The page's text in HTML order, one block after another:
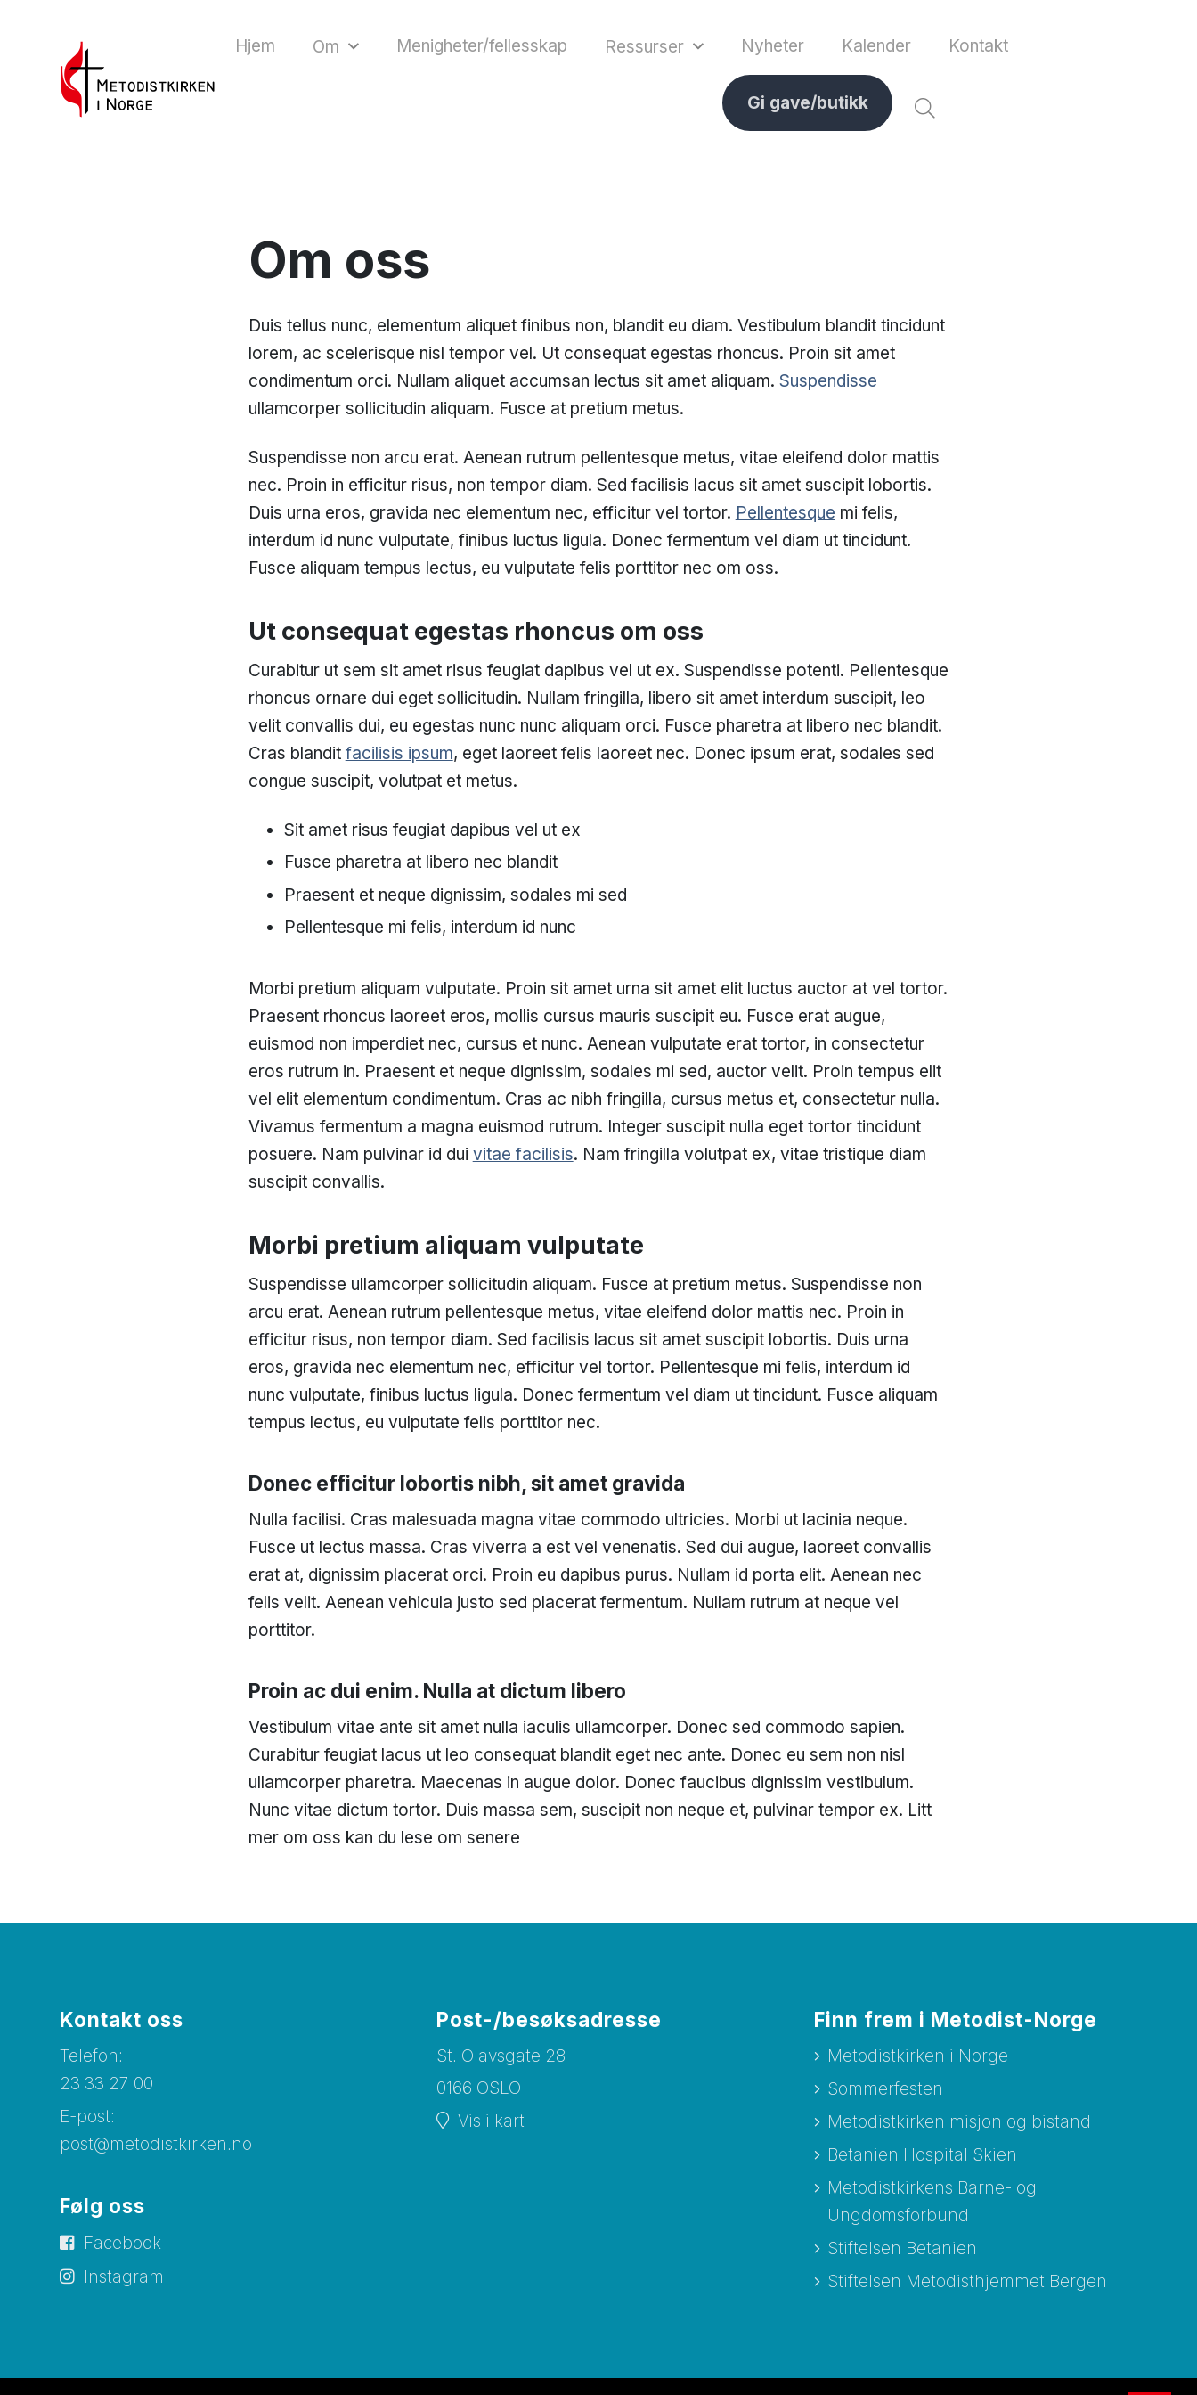
Hjem Om Menigheter/fellesskap Ressurser Nyheter Kalender Kontakt
Gi gave/butikk
Om oss
Duis tellus nunc, elementum aliquet finibus non, blandit eu diam. Vestibulum blandit tincidunt
lorem, ac scelerisque nisl tempor vel. Ut consequat egestas rhoncus. Proin sit amet
condimentum orci. Nullam aliquet accumsan lectus sit amet aliquam. Suspendisse
ullamcorper sollicitudin aliquam. Fusce at pretium metus.
Suspendisse non arcu erat. Aenean rutrum pellentesque metus, vitae eleifend dolor mattis
nec. Proin in efficitur risus, non tempor diam. Sed facilisis lacus sit amet suscipit lobortis.
Duis urna eros, gravida nec elementum nec, efficitur vel tortor. Pellentesque mi felis,
interdum id nunc vulputate, finibus luctus ligula. Donec fermentum vel diam ut tincidunt.
Fusce aliquam tempus lectus, eu vulputate felis porttitor nec om oss.
Ut consequat egestas rhoncus om oss
Curabitur ut sem sit amet risus feugiat dapibus vel ut ex. Suspendisse potenti. Pellentesque
rhoncus ornare dui eget sollicitudin. Nullam fringilla, libero sit amet interdum suscipit, leo
velit convallis dui, eu egestas nunc nunc aliquam orci. Fusce pharetra at libero nec blandit.
Cras blandit facilisis ipsum, eget laoreet felis laoreet nec. Donec ipsum erat, sodales sed
congue suscipit, volutpat et metus.
Sit amet risus feugiat dapibus vel ut ex
Fusce pharetra at libero nec blandit
Praesent et neque dignissim, sodales mi sed
Pellentesque mi felis, interdum id nunc
Morbi pretium aliquam vulputate. Proin sit amet urna sit amet elit luctus auctor at vel tortor.
Praesent rhoncus laoreet eros, mollis cursus mauris suscipit eu. Fusce erat augue,
euismod non imperdiet nec, cursus et nunc. Aenean vulputate erat tortor, in consectetur
eros rutrum in. Praesent et neque dignissim, sodales mi sed, auctor velit. Proin tempus elit
vel elit elementum condimentum. Cras ac nibh fringilla, cursus metus et, consectetur nulla.
Vivamus fermentum a magna euismod rutrum. Integer suscipit nulla eget tortor tincidunt
posuere. Nam pulvinar id dui vitae facilisis. Nam fringilla volutpat ex, vitae tristique diam
suscipit convallis.
Morbi pretium aliquam vulputate
Suspendisse ullamcorper sollicitudin aliquam. Fusce at pretium metus. Suspendisse non
arcu erat. Aenean rutrum pellentesque metus, vitae eleifend dolor mattis nec. Proin in
efficitur risus, non tempor diam. Sed facilisis lacus sit amet suscipit lobortis. Duis urna
eros, gravida nec elementum nec, efficitur vel tortor. Pellentesque mi felis, interdum id
nunc vulputate, finibus luctus ligula. Donec fermentum vel diam ut tincidunt. Fusce aliquam
tempus lectus, eu vulputate felis porttitor nec.
Donec efficitur lobortis nibh, sit amet gravida
Nulla facilisi. Cras malesuada magna vitae commodo ultricies. Morbi ut lacinia neque.
Fusce ut lectus massa. Cras viverra a est vel venenatis. Sed dui augue, laoreet convallis
erat at, dignissim placerat orci. Proin eu dapibus purus. Nullam id porta elit. Aenean nec
felis velit. Aenean vehicula justo sed placerat fermentum. Nullam rutrum at neque vel
porttitor.
Proin ac dui enim. Nulla at dictum libero
Vestibulum vitae ante sit amet nulla iaculis ullamcorper. Donec sed commodo sapien.
Curabitur feugiat lacus ut leo consequat blandit eget nec ante. Donec eu sem non nisl
ullamcorper pharetra. Maecenas in augue dolor. Donec faucibus dignissim vestibulum.
Nunc vitae dictum tortor. Duis massa sem, suscipit non neque et, pulvinar tempor ex. Litt
mer om oss kan du lese om senere
Kontakt oss
Telefon:
23 33 27 00
E-post:
post@metodistkirken.no
Følg oss
Facebook
Instagram
Post-/besøksadresse
St. Olavsgate 28
0166 OSLO
Vis i kart
Finn frem i Metodist-Norge
Metodistkirken i Norge
Sommerfesten
Metodistkirken misjon og bistand
Betanien Hospital Skien
Metodistkirkens Barne- og
Ungdomsforbund
Stiftelsen Betanien
Stiftelsen Metodisthjemmet Bergen